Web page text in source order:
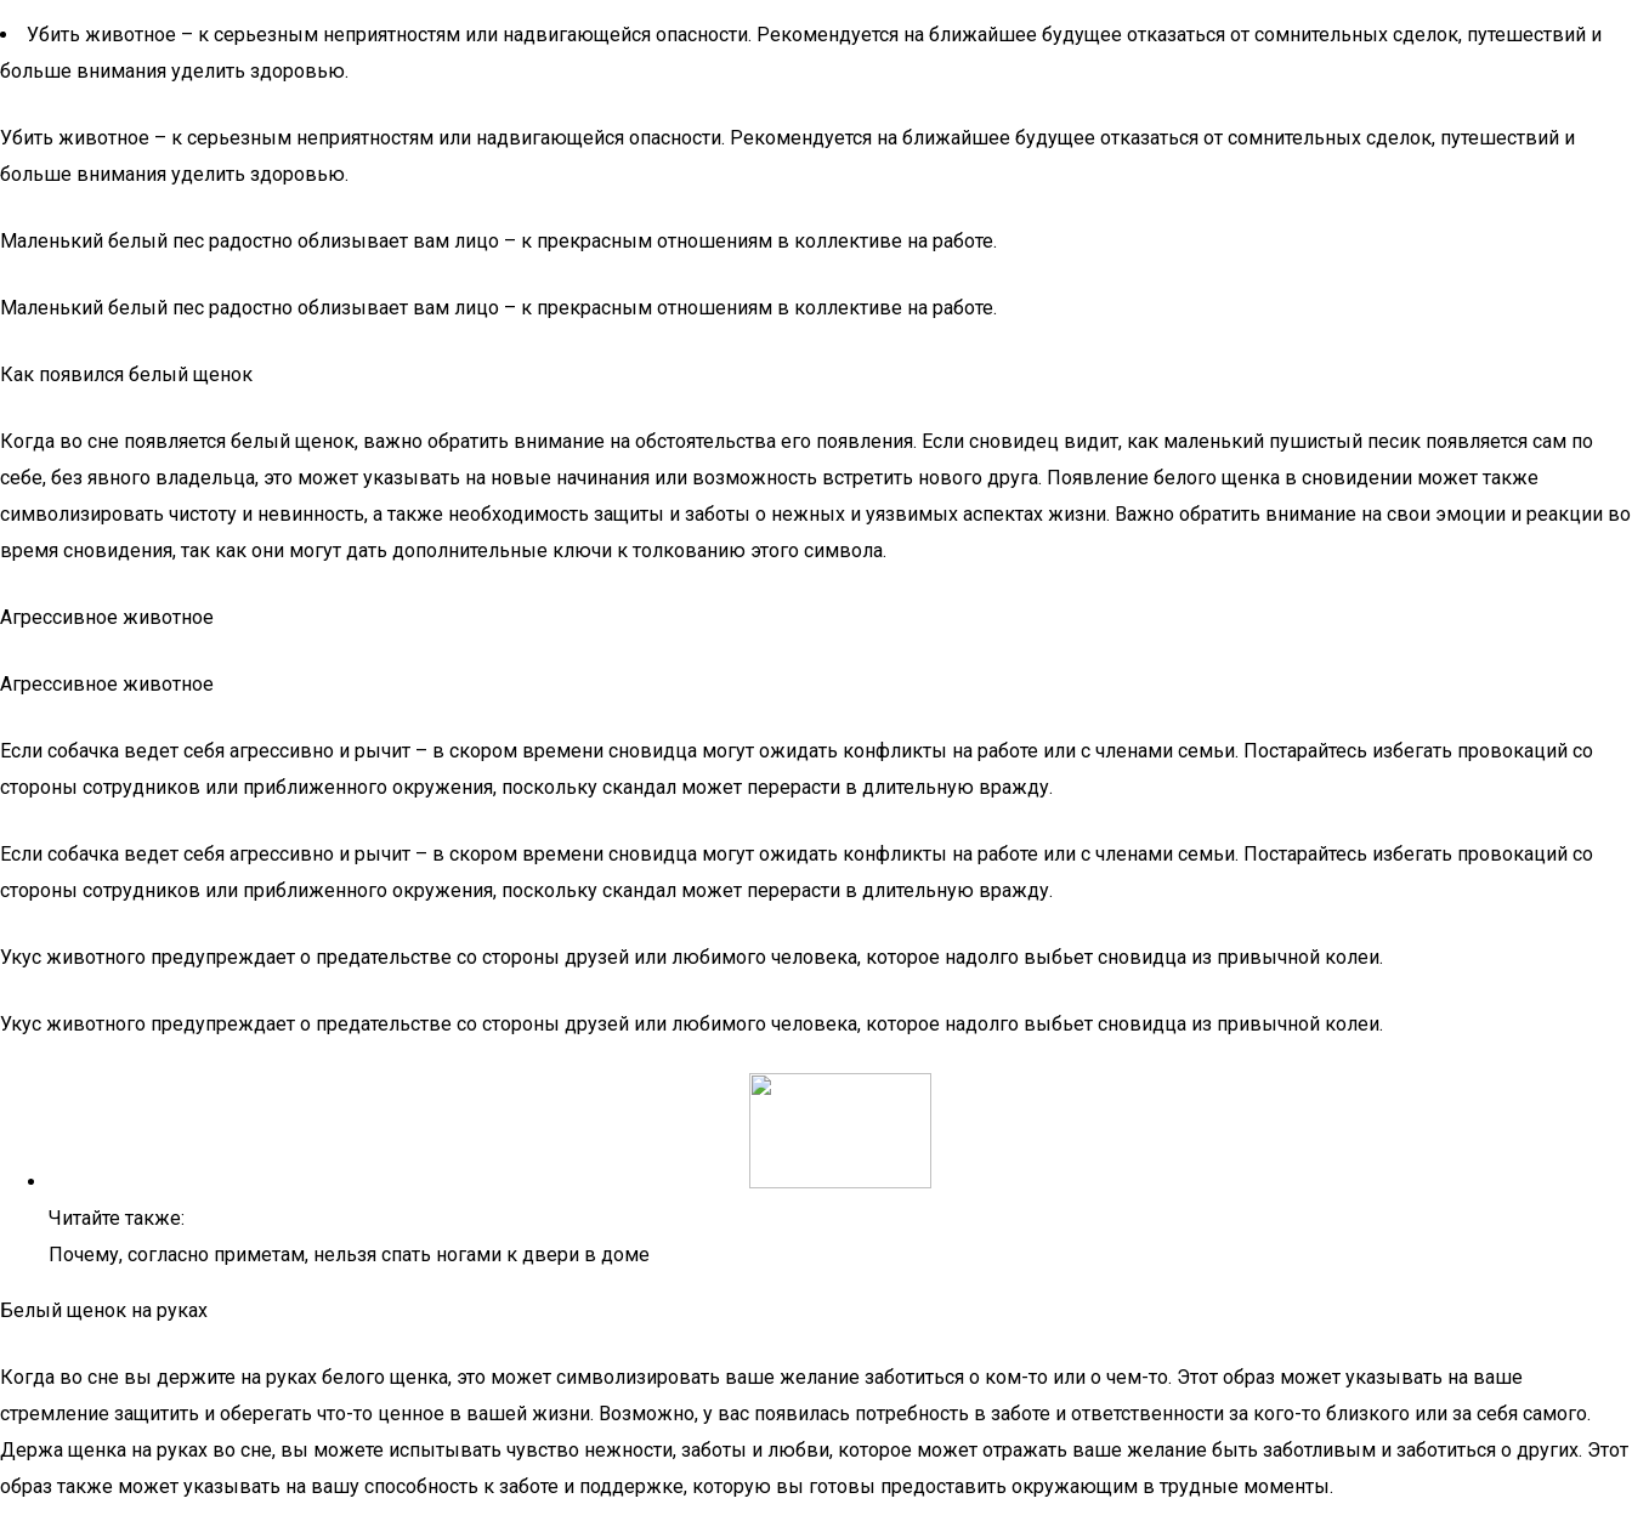
Убить животное – к серьезным неприятностям или надвигающейся опасности. Рекомендуется на ближайшее будущее отказаться от сомнительных сделок, путешествий и
больше внимания уделить здоровью.
Убить животное – к серьезным неприятностям или надвигающейся опасности. Рекомендуется на ближайшее будущее отказаться от сомнительных сделок, путешествий и
больше внимания уделить здоровью.
Маленький белый пес радостно облизывает вам лицо – к прекрасным отношениям в коллективе на работе.
Маленький белый пес радостно облизывает вам лицо – к прекрасным отношениям в коллективе на работе.
Как появился белый щенок
Когда во сне появляется белый щенок, важно обратить внимание на обстоятельства его появления. Если сновидец видит, как маленький пушистый песик появляется сам по
себе, без явного владельца, это может указывать на новые начинания или возможность встретить нового друга. Появление белого щенка в сновидении может также
символизировать чистоту и невинность, а также необходимость защиты и заботы о нежных и уязвимых аспектах жизни. Важно обратить внимание на свои эмоции и реакции во
время сновидения, так как они могут дать дополнительные ключи к толкованию этого символа.
Агрессивное животное
Агрессивное животное
Если собачка ведет себя агрессивно и рычит – в скором времени сновидца могут ожидать конфликты на работе или с членами семьи. Постарайтесь избегать провокаций со
стороны сотрудников или приближенного окружения, поскольку скандал может перерасти в длительную вражду.
Если собачка ведет себя агрессивно и рычит – в скором времени сновидца могут ожидать конфликты на работе или с членами семьи. Постарайтесь избегать провокаций со
стороны сотрудников или приближенного окружения, поскольку скандал может перерасти в длительную вражду.
Укус животного предупреждает о предательстве со стороны друзей или любимого человека, которое надолго выбьет сновидца из привычной колеи.
Укус животного предупреждает о предательстве со стороны друзей или любимого человека, которое надолго выбьет сновидца из привычной колеи.
Читайте также:
Почему, согласно приметам, нельзя спать ногами к двери в доме
Белый щенок на руках
Когда во сне вы держите на руках белого щенка, это может символизировать ваше желание заботиться о ком-то или о чем-то. Этот образ может указывать на ваше
стремление защитить и оберегать что-то ценное в вашей жизни. Возможно, у вас появилась потребность в заботе и ответственности за кого-то близкого или за себя самого.
Держа щенка на руках во сне, вы можете испытывать чувство нежности, заботы и любви, которое может отражать ваше желание быть заботливым и заботиться о других. Этот
образ также может указывать на вашу способность к заботе и поддержке, которую вы готовы предоставить окружающим в трудные моменты.